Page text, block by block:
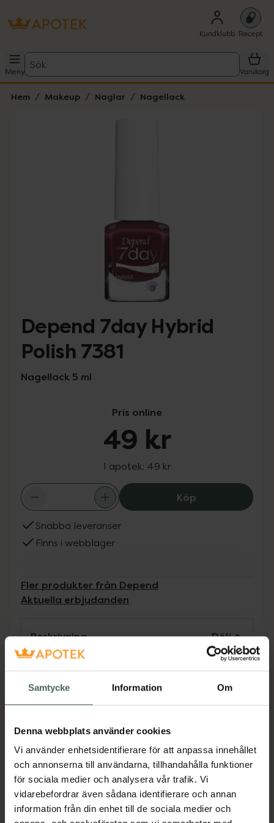
Samtycke Information Om
Denna webbplats använder cookies
Vi använder enhetsidentifierare för att anpassa innehållet
och annonserna till användarna, tillhandahålla funktioner
för sociala medier och analysera vår trafik. Vi
vidarebefordrar även sådana identifierare och annan
information från din enhet till de sociala medier och
Kundklubb Recept
Meny
Sök
Varukorg
Hem Makeup Naglar Nagellack
Depend 7day Hybrid
Polish 7381
Nagellack 5 ml
Pris online
49 kr
I apotek: 49 kr
KöpDepend 7day
Snabba leveranser
Finns i webblager
Fler produkter från Depend
Aktuella erbjudanden
Beskrivning Dölj
Depend 7day är lacksystemet för dig som
söker ett nagellack med superglans,
att applicera och du tar enkelt bort lacket
med Depend nagellackremover. Ingen
LED-/UV-lampa behövs, utan lacksystemet
härdar i normalt dags-/lampljus.
EAN:00000073213093
Kategorier: